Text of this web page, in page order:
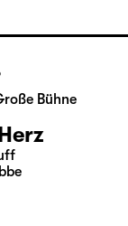
9.1. ist ebenfalls
Bühne